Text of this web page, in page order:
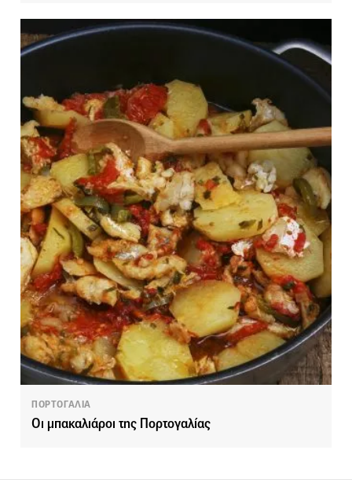
ΠΟΡΤΟΓΑΛΙΑ
Οι μπακαλιάροι της Πορτογαλίας